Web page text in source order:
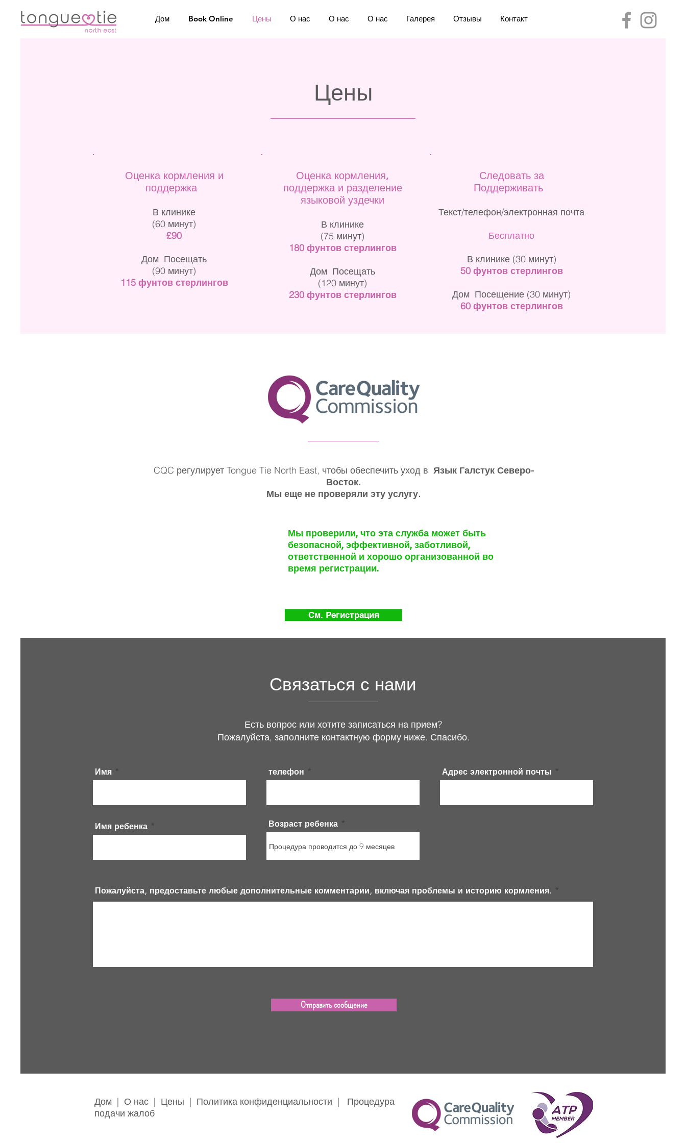
Дом Book Online Цены О нас О нас О нас Галерея Отзывы Контакт
Цены
Оценка кормления и
поддержка
В клинике
(60 минут)
£90
Дом Посещать
(90 минут)
115 фунтов стерлингов
Оценка кормления,
поддержка и разделение
языковой уздечки
В клинике
(75 минут)
180 фунтов стерлингов
Дом Посещать
(120 минут)
230 фунтов стерлингов
Следовать за
Поддерживать
Текст/телефон/электронная почта
Бесплатно
В клинике (30 минут)
50 фунтов стерлингов
Дом Посещение (30 минут)
60 фунтов стерлингов
CQC регулирует Tongue Tie North East, чтобы обеспечить уход в Язык Галстук Северо-
Восток.
Мы еще не проверяли эту услугу.
Мы проверили, что эта служба может быть
безопасной, эффективной, заботливой,
ответственной и хорошо организованной во
время регистрации.
См. Регистрация
Связаться с нами
Есть вопрос или хотите записаться на прием?
Пожалуйста, заполните контактную форму ниже. Спасибо.
Имя телефон Адрес электронной почты
Имя ребенка Возраст ребенка
Пожалуйста, предоставьте любые дополнительные комментарии, включая проблемы и историю кормления.
Отправить сообщение
Дом | О нас | Цены | Политика конфиденциальности |
Процедура
подачи жалоб